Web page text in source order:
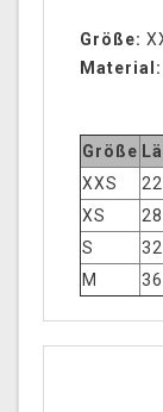
Größe:
Material:
Größe
XXS
XS
S
M